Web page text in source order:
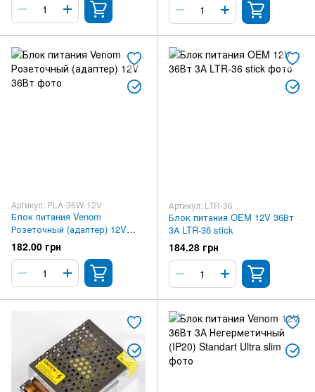
Артикул: PLA-36W-12V
Блок питания Venom
Розеточный (адаптер) 12V
36Вт
182.00 грн
Артикул: LTR-36
Блок питания OEM 12V 36Вт
3А LTR-36 stick
184.28 грн